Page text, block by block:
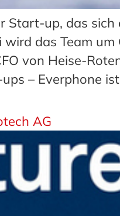
Start-up, das
das Team
von Heise-
– Everphone
AG